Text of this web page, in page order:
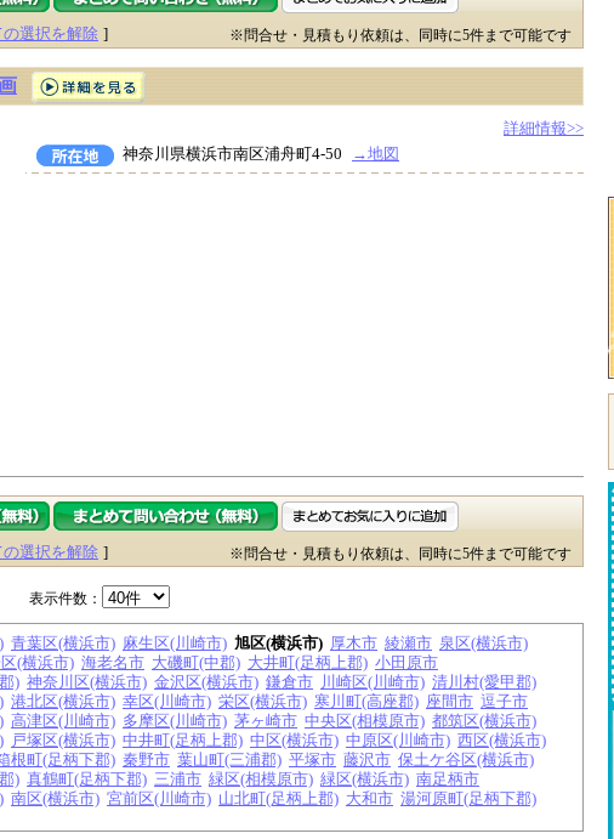
選択を解除 ] ※問合せ・見積もり依頼は、同時に5件まで可能です
詳細情報>>
神奈川県横浜市南区浦舟町4-50
→地図
選択を解除 ] ※問合せ・見積もり依頼は、同時に5件まで可能です
表示件数：
青葉区(横浜市) 麻生区(川崎市) 旭区(横浜市) 厚木市 綾瀬市 泉区(横浜市)
(横浜市) 海老名市 大磯町(中郡) 大井町(足柄上郡) 小田原市
) 神奈川区(横浜市) 金沢区(横浜市) 鎌倉市 川崎区(川崎市) 清川村(愛甲郡)
港北区(横浜市) 幸区(川崎市) 栄区(横浜市) 寒川町(高座郡) 座間市 逗子市
高津区(川崎市) 多摩区(川崎市) 茅ヶ崎市 中央区(相模原市) 都筑区(横浜市)
戸塚区(横浜市) 中井町(足柄上郡) 中区(横浜市) 中原区(川崎市) 西区(横浜市)
根町(足柄下郡) 秦野市 葉山町(三浦郡) 平塚市 藤沢市 保土ケ谷区(横浜市)
) 真鶴町(足柄下郡) 三浦市 緑区(相模原市) 緑区(横浜市) 南足柄市
南区(横浜市) 宮前区(川崎市) 山北町(足柄上郡) 大和市 湯河原町(足柄下郡)